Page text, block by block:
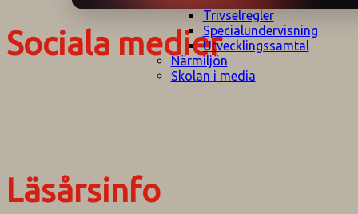
Trivselregler
Specialundervisning
Utvecklingssamtal
Närmiljön
Skolan i media
Sociala medier
Läsårsinfo